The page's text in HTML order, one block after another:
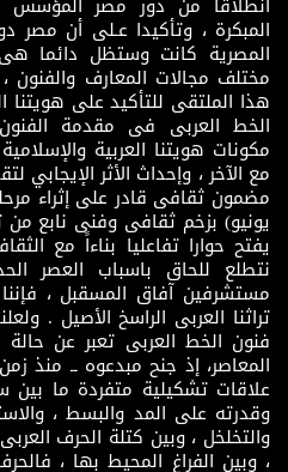
المبكرة ، وتأكيدا عـلى أن مصر
المصرية كانت وستظل دائما
مختلف مجالات المعارف
هذا الملتقى للتأكيد على هويتنا
الخط العربى فى مقدمة
مكونات هويتنا العربية
مع الآخر ، وإحداث الأثر الإيجابي
يونيو) بزخم ثقافى وفنى نابع من
يفتح حوارا تفاعليا بناءاً مع
نتطلع للحاق باسباب العصر
مستشرفين آفاق المسقبل ،
تراثنا العربى الراسخ الأصيل .
فنون الخط العربى تعبر عن
المعاصر، إذ جنح مبدعوه ــ منذ
علاقات تشكيلية متفردة ما
وقدرته على المد والبسط ،
والتخلخل ، وبين كتلة الحرف
، وبين الفراغ المحيط بها ،